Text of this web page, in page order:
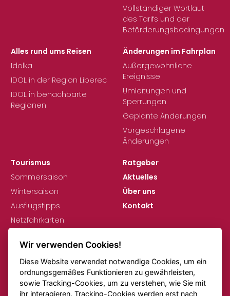
Vollständiger Wortlaut
des Tarifs und der
Beförderungsbedingungen
Alles rund ums Reisen
Idolka
IDOL in der Region Liberec
IDOL in benachbarte
Regionen
Änderungen im Fahrplan
Außergewöhnliche
Ereignisse
Umleitungen und
Sperrungen
Geplante Änderungen
Vorgeschlagene
Änderungen
Tourismus
Sommersaison
Wintersaison
Ausflugstipps
Netzfahrkarten
Ratgeber
Aktuelles
Über uns
Kontakt
Wir verwenden Cookies!
Diese Website verwendet notwendige Cookies, um ein
ordnungsgemäßes Funktionieren zu gewährleisten,
sowie Tracking-Cookies, um zu verstehen, wie Sie mit
ihr interagieren. Tracking-Cookies werden erst nach